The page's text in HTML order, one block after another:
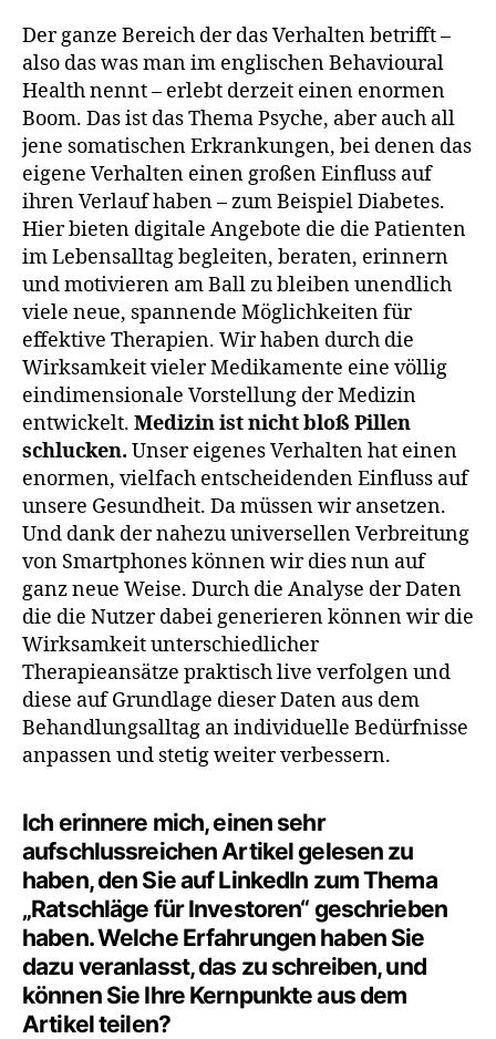
Der ganze Bereich der das Verhalten betrifft –
also das was man im englischen Behavioural
Health nennt – erlebt derzeit einen enormen
Boom. Das ist das Thema Psyche, aber auch all
jene somatischen Erkrankungen, bei denen das
eigene Verhalten einen großen Einfluss auf
ihren Verlauf haben – zum Beispiel Diabetes.
Hier bieten digitale Angebote die die Patienten
im Lebensalltag begleiten, beraten, erinnern
und motivieren am Ball zu bleiben unendlich
viele neue, spannende Möglichkeiten für
effektive Therapien. Wir haben durch die
Wirksamkeit vieler Medikamente eine völlig
eindimensionale Vorstellung der Medizin
entwickelt. Medizin ist nicht bloß Pillen
schlucken. Unser eigenes Verhalten hat einen
enormen, vielfach entscheidenden Einfluss auf
unsere Gesundheit. Da müssen wir ansetzen.
Und dank der nahezu universellen Verbreitung
von Smartphones können wir dies nun auf
ganz neue Weise. Durch die Analyse der Daten
die die Nutzer dabei generieren können wir die
Wirksamkeit unterschiedlicher
Therapieansätze praktisch live verfolgen und
diese auf Grundlage dieser Daten aus dem
Behandlungsalltag an individuelle Bedürfnisse
anpassen und stetig weiter verbessern.
Ich erinnere mich, einen sehr
aufschlussreichen Artikel gelesen zu
haben, den Sie auf LinkedIn zum Thema
„Ratschläge für Investoren“ geschrieben
haben. Welche Erfahrungen haben Sie
dazu veranlasst, das zu schreiben, und
können Sie Ihre Kernpunkte aus dem
Artikel teilen?